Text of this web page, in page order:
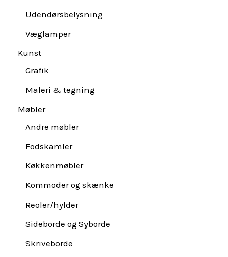
Udendørsbelysning
Væglamper
Kunst
Grafik
Maleri & tegning
Møbler
Andre møbler
Fodskamler
Køkkenmøbler
Kommoder og skænke
Reoler/hylder
Sideborde og Syborde
Skriveborde